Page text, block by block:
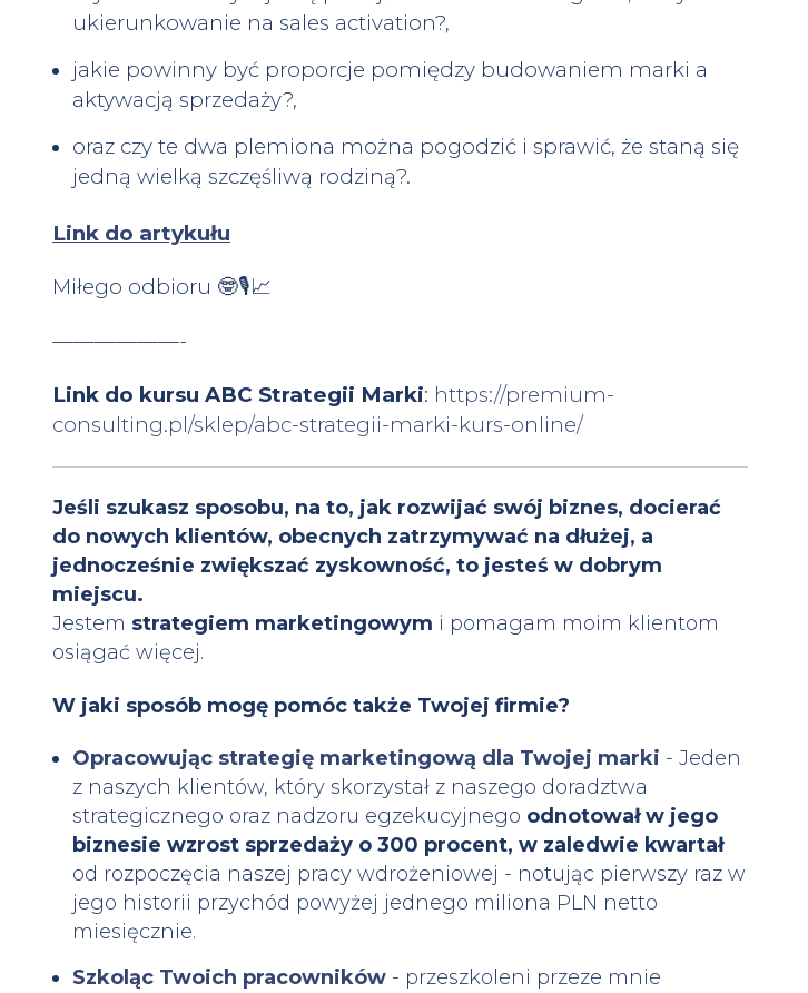
ukierunkowanie na sales activation?,
jakie powinny być proporcje pomiędzy budowaniem marki a
aktywacją sprzedaży?,
oraz czy te dwa plemiona można pogodzić i sprawić, że staną się
jedną wielką szczęśliwą rodziną?.
Link do artykułu
Miłego odbioru 🤓🎙📈
——————-
Link do kursu ABC Strategii Marki: https://premium-
consulting.pl/sklep/abc-strategii-marki-kurs-online/
Jeśli szukasz sposobu, na to, jak rozwijać swój biznes, docierać
do nowych klientów, obecnych zatrzymywać na dłużej, a
jednocześnie zwiększać zyskowność, to jesteś w dobrym
miejscu.
Jestem strategiem marketingowym i pomagam moim klientom
osiągać więcej.
W jaki sposób mogę pomóc także Twojej firmie?
Opracowując strategię marketingową dla Twojej marki - Jeden
z naszych klientów, który skorzystał z naszego doradztwa
strategicznego oraz nadzoru egzekucyjnego odnotował w jego
biznesie wzrost sprzedaży o 300 procent, w zaledwie kwartał
od rozpoczęcia naszej pracy wdrożeniowej - notując pierwszy raz w
jego historii przychód powyżej jednego miliona PLN netto
miesięcznie.
Szkoląc Twoich pracowników - przeszkoleni przeze mnie